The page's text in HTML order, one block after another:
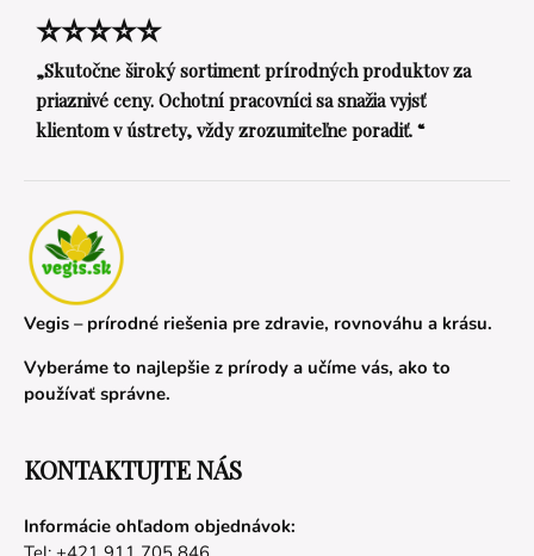
⭐⭐⭐⭐⭐
„Skutočne široký sortiment prírodných produktov za
priaznivé ceny. Ochotní pracovníci sa snažia vyjsť
klientom v ústrety, vždy zrozumiteľne poradiť. “
Vegis – prírodné riešenia pre zdravie, rovnováhu a krásu.
Vyberáme to najlepšie z prírody a učíme vás, ako to
používať správne.
KONTAKTUJTE NÁS
Informácie ohľadom objednávok: